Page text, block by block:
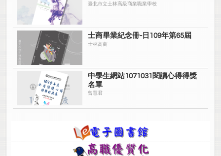
臺北市立士林高級商業職業學校
士商畢業紀念冊-日109年第65屆
士林高商
中學生網站1071031閱讀心得得獎
名單
曾慧君